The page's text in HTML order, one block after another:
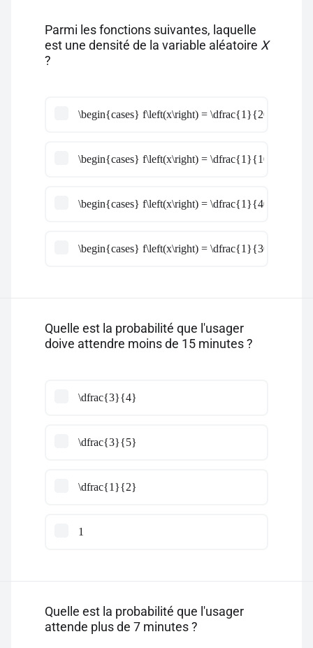
Parmi les fonctions suivantes, laquelle
est une densité de la variable aléatoire X
?
\begin{cases} f\left(x\right) = \dfrac{1}{20} \;si \; x
\begin{cases} f\left(x\right) = \dfrac{1}{10} \;si \; x
\begin{cases} f\left(x\right) = \dfrac{1}{40} \;si \; x
\begin{cases} f\left(x\right) = \dfrac{1}{30} \;si \; x
Quelle est la probabilité que l'usager
doive attendre moins de 15 minutes ?
\dfrac{3}{4}
\dfrac{3}{5}
\dfrac{1}{2}
1
Quelle est la probabilité que l'usager
attende plus de 7 minutes ?